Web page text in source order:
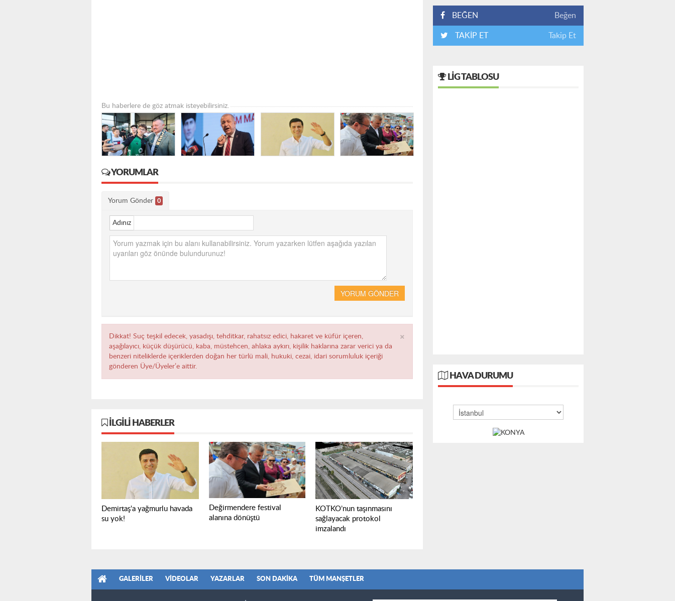
Bu haberlere de göz atmak isteyebilirsiniz.
YORUMLAR
Yorum Gönder 0
Adınız
YORUM GÖNDER
×
Dikkat! Suç teşkil edecek, yasadışı, tehditkar, rahatsız edici, hakaret ve küfür içeren,
aşağılayıcı, küçük düşürücü, kaba, müstehcen, ahlaka aykırı, kişilik haklarına zarar verici ya da
benzeri niteliklerde içeriklerden doğan her türlü mali, hukuki, cezai, idari sorumluluk içeriği
gönderen Üye/Üyeler’e aittir.
İLGILI HABERLER
Demirtaş'a yağmurlu havada
su yok!
Değirmendere festival
alanına dönüştü
KOTKO’nun taşınmasını
sağlayacak protokol
imzalandı
BEĞEN Beğen
TAKİP ET Takip Et
LIG TABLOSU
HAVA DURUMU
GALERILER VIDEOLAR YAZARLAR SON DAKIKA TÜM MANŞETLER